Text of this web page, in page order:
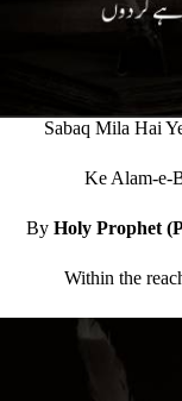
Sabaq Mila Hai
Ke Alam-e-
By Holy Prophet
Within the